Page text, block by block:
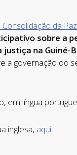
da Paz
sobre a
na Guiné-
a governação do
em língua
inglesa, aqui